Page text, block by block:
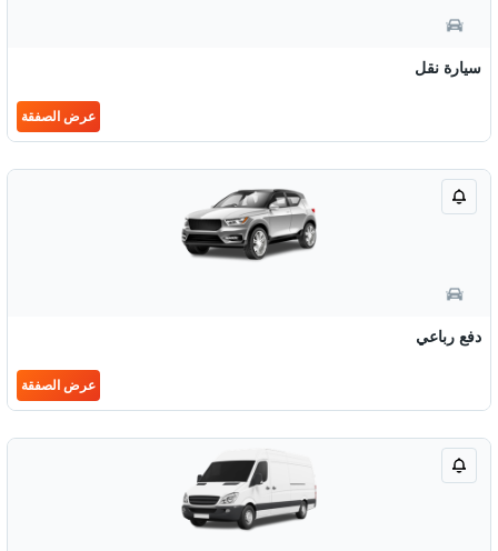
سيارة نقل
عرض الصفقة
دفع رباعي
عرض الصفقة